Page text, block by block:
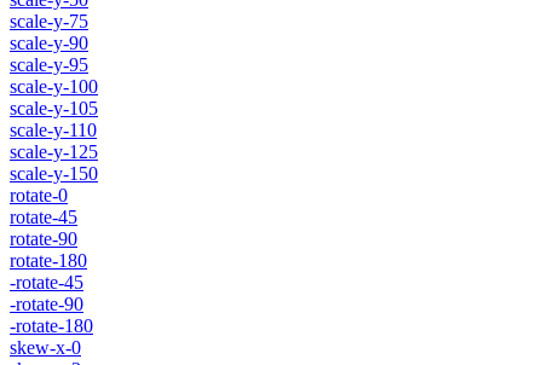
scale-y-75
scale-y-90
scale-y-95
scale-y-100
scale-y-105
scale-y-110
scale-y-125
scale-y-150
rotate-0
rotate-45
rotate-90
rotate-180
-rotate-45
-rotate-90
-rotate-180
skew-x-0